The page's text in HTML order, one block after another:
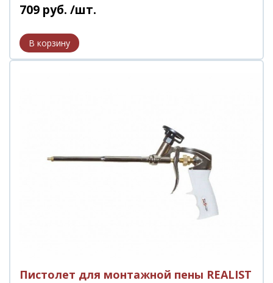
709 руб. /шт.
Пистолет для монтажной пены REALIST